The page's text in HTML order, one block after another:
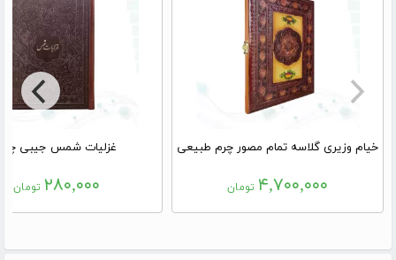
خیام وزیری گلاسه تمام مصور چرم طبیعی
۴,۷۰۰,۰۰۰ تومان
غزلیات شمس جیبی
۲۸۰,۰۰۰ تومان